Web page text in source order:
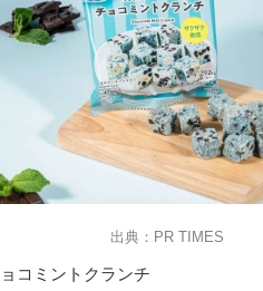
出典：PR TIMES
コミントクランチ